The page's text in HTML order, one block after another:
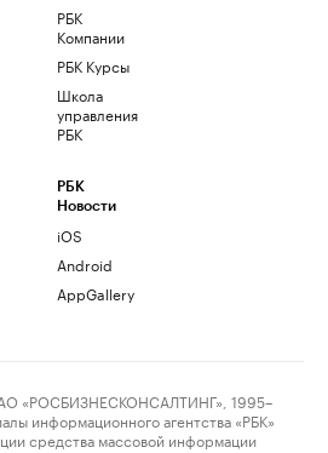
РБК
Компании
РБК Курсы
Школа
управления
РБК
РБК
Новости
iOS
Android
AppGallery
«РОСБИЗНЕСКОНСАЛТИНГ», 1995–
информационного агентства «РБК»
средства массовой информации